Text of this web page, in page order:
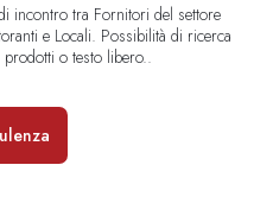
incontro tra Fornitori del settore
e Locali. Possibilità di ricerca
o testo libero..